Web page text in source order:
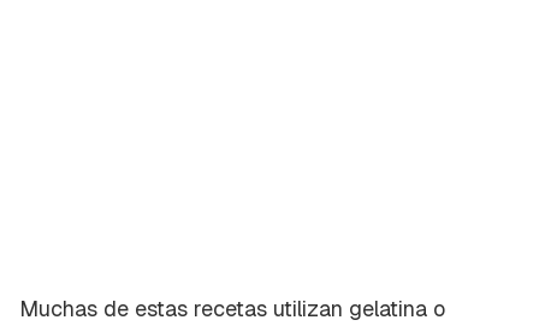
Muchas de estas recetas utilizan gelatina o